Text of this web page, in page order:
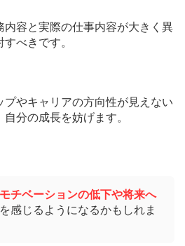
内容と実際の仕事内容が大きく異
べきです。
やキャリアの方向性が見えない
分の成長を妨げます。
モチベーションの低下や将来へ
を感じるようになるかもしれま